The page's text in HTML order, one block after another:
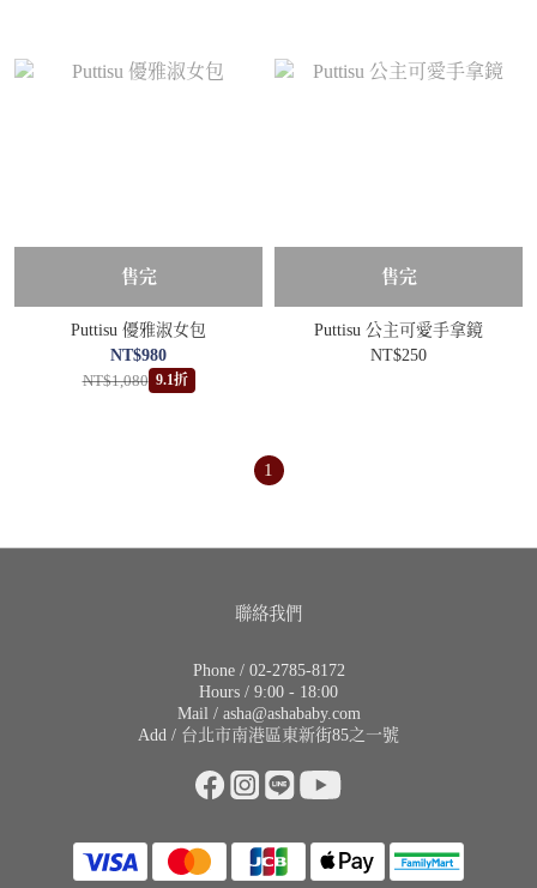
售完
Puttisu 優雅淑女包
NT$980
NT$1,080 9.1折
售完
Puttisu 公主可愛手拿鏡
NT$250
1
聯絡我們
Phone / 02-2785-8172
Hours / 9:00 - 18:00
Mail / asha@ashababy.com
Add / 台北市南港區東新街85之一號